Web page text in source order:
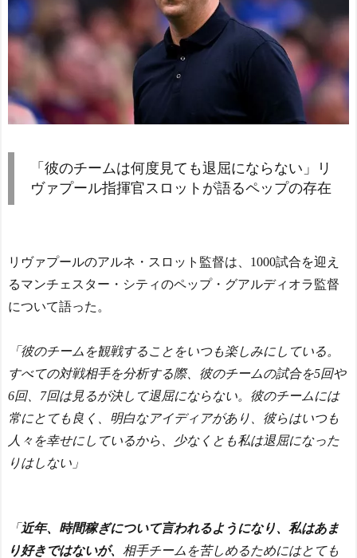
「彼のチームは何度見ても退屈にならない」リ
ヴァプール指揮官スロットが語るペップの存在
リヴァプールのアルネ・スロット監督は、1000試合を迎え
るマンチェスター・シティのペップ・グアルディオラ監督
について語った。
「彼のチームを観戦することをいつも楽しみにしている。
すべての対戦相手を分析する際、彼のチームの試合を5回や
6回、7回は見るが決して退屈にならない。彼のチームには
常にとても良く、明白なアイディアがあり、彼らはいつも
人々を幸せにしているから、少なくとも私は退屈になった
りはしない」
「 近年、時間稼ぎについて言われるようになり、私はあま
り好きではないが、 相手チームを苦しめるためにはとても